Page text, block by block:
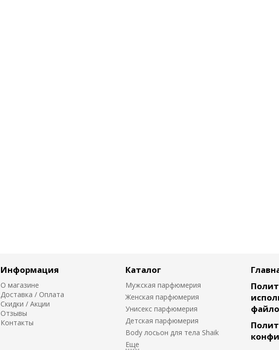
Информация
О магазине
Доставка / Оплата
Скидки / Акции
Отзывы
Контакты
Каталог
Мужская парфюмерия
Женская парфюмерия
Унисекс парфюмерия
Детская парфюмерия
Body лосьон для тела Shaik